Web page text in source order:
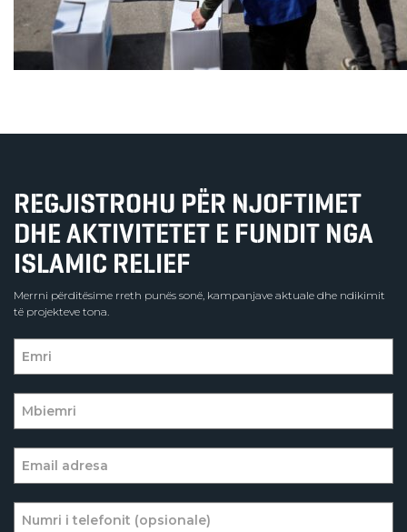
REGJISTROHU PËR NJOFTIMET
DHE AKTIVITETET E FUNDIT NGA
ISLAMIC RELIEF
Merrni përditësime rreth punës sonë, kampanjave aktuale dhe ndikimit
të projekteve tona.